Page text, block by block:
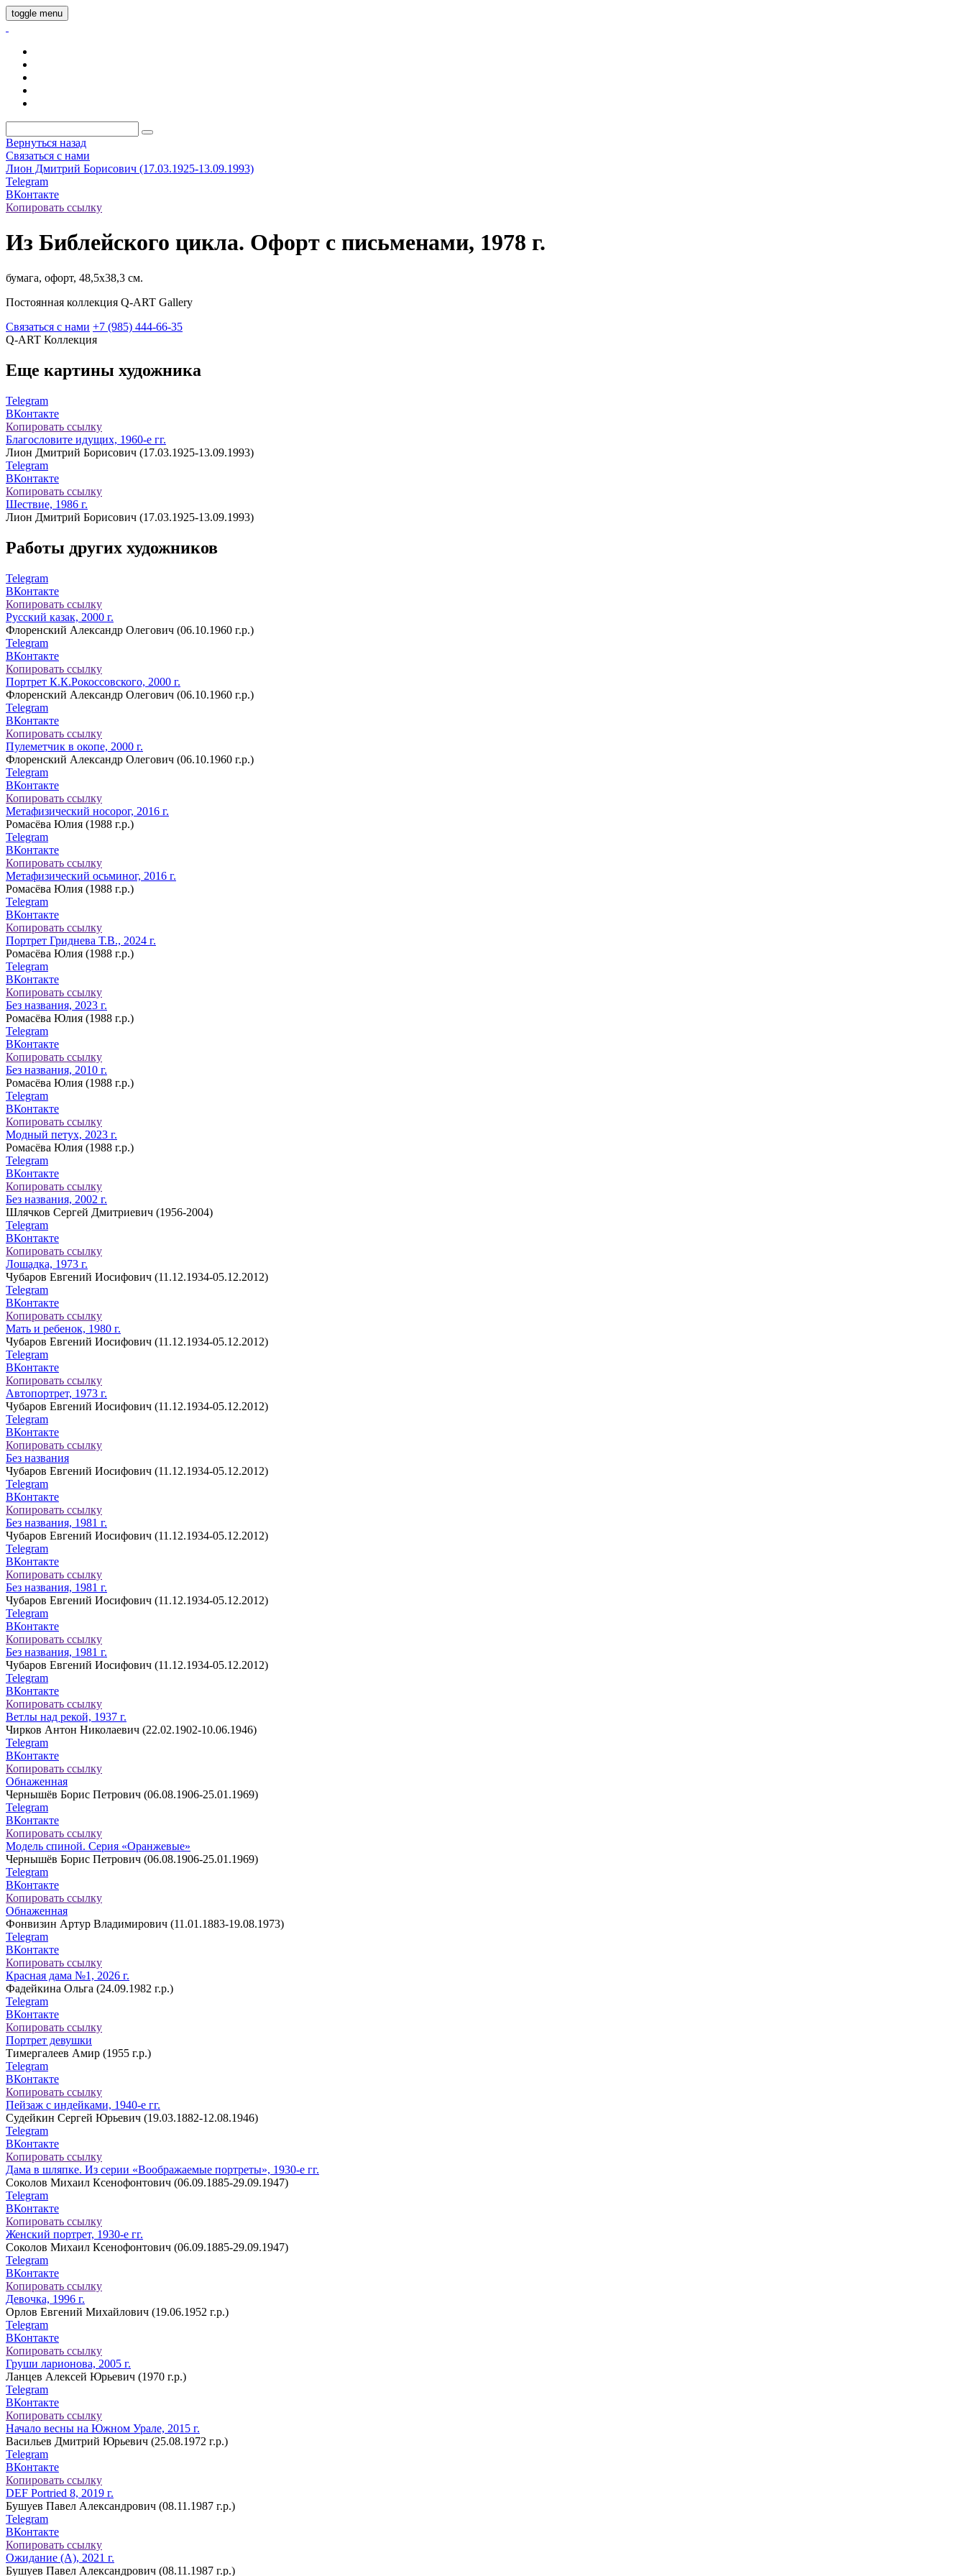
toggle menu
Вернуться назад
Связаться с нами
Лион Дмитрий Борисович (17.03.1925-13.09.1993)
Telegram
ВКонтакте
Копировать ссылку
Из Библейского цикла. Офорт с письменами, 1978 г.
бумага, офорт, 48,5х38,3 см.
Постоянная коллекция Q-ART Gallery
Связаться с нами +7 (985) 444-66-35
Q-ART Коллекция
Еще картины художника
Telegram
ВКонтакте
Копировать ссылку
Благословите идущих, 1960-е гг.
Лион Дмитрий Борисович (17.03.1925-13.09.1993)
Telegram
ВКонтакте
Копировать ссылку
Шествие, 1986 г.
Лион Дмитрий Борисович (17.03.1925-13.09.1993)
Работы других художников
Telegram
ВКонтакте
Копировать ссылку
Русский казак, 2000 г.
Флоренский Александр Олегович (06.10.1960 г.р.)
Telegram
ВКонтакте
Копировать ссылку
Портрет К.К.Рокоссовского, 2000 г.
Флоренский Александр Олегович (06.10.1960 г.р.)
Telegram
ВКонтакте
Копировать ссылку
Пулеметчик в окопе, 2000 г.
Флоренский Александр Олегович (06.10.1960 г.р.)
Telegram
ВКонтакте
Копировать ссылку
Метафизический носорог, 2016 г.
Ромасёва Юлия (1988 г.р.)
Telegram
ВКонтакте
Копировать ссылку
Метафизический осьминог, 2016 г.
Ромасёва Юлия (1988 г.р.)
Telegram
ВКонтакте
Копировать ссылку
Портрет Гриднева Т.В., 2024 г.
Ромасёва Юлия (1988 г.р.)
Telegram
ВКонтакте
Копировать ссылку
Без названия, 2023 г.
Ромасёва Юлия (1988 г.р.)
Telegram
ВКонтакте
Копировать ссылку
Без названия, 2010 г.
Ромасёва Юлия (1988 г.р.)
Telegram
ВКонтакте
Копировать ссылку
Модный петух, 2023 г.
Ромасёва Юлия (1988 г.р.)
Telegram
ВКонтакте
Копировать ссылку
Без названия, 2002 г.
Шлячков Сергей Дмитриевич (1956-2004)
Telegram
ВКонтакте
Копировать ссылку
Лошадка, 1973 г.
Чубаров Евгений Иосифович (11.12.1934-05.12.2012)
Telegram
ВКонтакте
Копировать ссылку
Мать и ребенок, 1980 г.
Чубаров Евгений Иосифович (11.12.1934-05.12.2012)
Telegram
ВКонтакте
Копировать ссылку
Автопортрет, 1973 г.
Чубаров Евгений Иосифович (11.12.1934-05.12.2012)
Telegram
ВКонтакте
Копировать ссылку
Без названия
Чубаров Евгений Иосифович (11.12.1934-05.12.2012)
Telegram
ВКонтакте
Копировать ссылку
Без названия, 1981 г.
Чубаров Евгений Иосифович (11.12.1934-05.12.2012)
Telegram
ВКонтакте
Копировать ссылку
Без названия, 1981 г.
Чубаров Евгений Иосифович (11.12.1934-05.12.2012)
Telegram
ВКонтакте
Копировать ссылку
Без названия, 1981 г.
Чубаров Евгений Иосифович (11.12.1934-05.12.2012)
Telegram
ВКонтакте
Копировать ссылку
Ветлы над рекой, 1937 г.
Чирков Антон Николаевич (22.02.1902-10.06.1946)
Telegram
ВКонтакте
Копировать ссылку
Обнаженная
Чернышёв Борис Петрович (06.08.1906-25.01.1969)
Telegram
ВКонтакте
Копировать ссылку
Модель спиной. Серия «Оранжевые»
Чернышёв Борис Петрович (06.08.1906-25.01.1969)
Telegram
ВКонтакте
Копировать ссылку
Обнаженная
Фонвизин Артур Владимирович (11.01.1883-19.08.1973)
Telegram
ВКонтакте
Копировать ссылку
Красная дама №1, 2026 г.
Фадейкина Ольга (24.09.1982 г.р.)
Telegram
ВКонтакте
Копировать ссылку
Портрет девушки
Тимергалеев Амир (1955 г.р.)
Telegram
ВКонтакте
Копировать ссылку
Пейзаж с индейками, 1940-е гг.
Судейкин Сергей Юрьевич (19.03.1882-12.08.1946)
Telegram
ВКонтакте
Копировать ссылку
Дама в шляпке. Из серии «Воображаемые портреты», 1930-е гг.
Соколов Михаил Ксенофонтович (06.09.1885-29.09.1947)
Telegram
ВКонтакте
Копировать ссылку
Женский портрет, 1930-е гг.
Соколов Михаил Ксенофонтович (06.09.1885-29.09.1947)
Telegram
ВКонтакте
Копировать ссылку
Девочка, 1996 г.
Орлов Евгений Михайлович (19.06.1952 г.р.)
Telegram
ВКонтакте
Копировать ссылку
Груши ларионова, 2005 г.
Ланцев Алексей Юрьевич (1970 г.р.)
Telegram
ВКонтакте
Копировать ссылку
Начало весны на Южном Урале, 2015 г.
Васильев Дмитрий Юрьевич (25.08.1972 г.р.)
Telegram
ВКонтакте
Копировать ссылку
DEF Portried 8, 2019 г.
Бушуев Павел Александрович (08.11.1987 г.р.)
Telegram
ВКонтакте
Копировать ссылку
Ожидание (А), 2021 г.
Бушуев Павел Александрович (08.11.1987 г.р.)